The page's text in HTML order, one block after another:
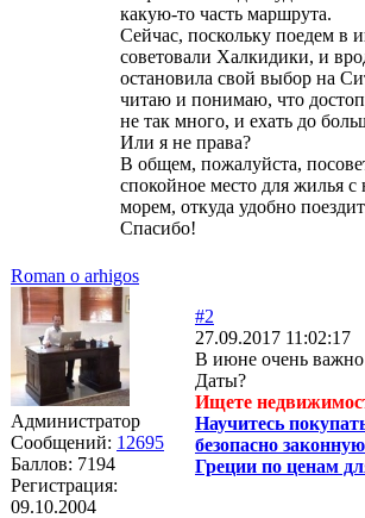
какую-то часть маршрута.
Сейчас, поскольку поедем в
советовали Халкидики, и
остановила свой выбор на
читаю и понимаю, что
не так много, и ехать до
Или я не права?
В общем, пожалуйста,
спокойное место для жилья
морем, откуда удобно
Спасибо!
Roman o arhigos
Администратор
Сообщений: 12695
Баллов: 7194
Регистрация:
09.10.2004
#2
27.09.2017 11:02:17
В июне очень
Даты?
Ищете
Научитесь
безопасно
Греции по ценам